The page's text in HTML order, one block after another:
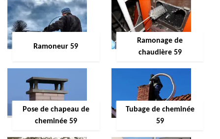
Ramoneur 59
Ramonage de
chaudière 59
Pose de chapeau de
cheminée 59
Tubage de cheminée
59